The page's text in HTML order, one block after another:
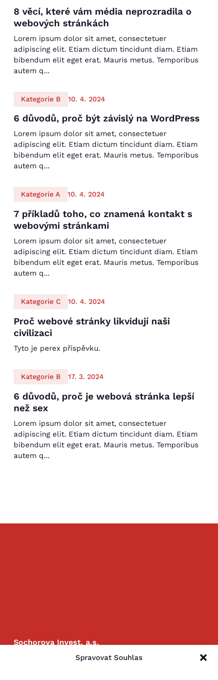
Spravovat Souhlas
8 věcí, které vám média neprozradila o
webových stránkách
Lorem ipsum dolor sit amet, consectetuer
adipiscing elit. Etiam dictum tincidunt diam. Etiam
bibendum elit eget erat. Mauris metus. Temporibus
autem q...
Kategorie B 10. 4. 2024
6 důvodů, proč být závislý na WordPress
Lorem ipsum dolor sit amet, consectetuer
adipiscing elit. Etiam dictum tincidunt diam. Etiam
bibendum elit eget erat. Mauris metus. Temporibus
autem q...
Kategorie A 10. 4. 2024
7 příkladů toho, co znamená kontakt s
webovými stránkami
Lorem ipsum dolor sit amet, consectetuer
adipiscing elit. Etiam dictum tincidunt diam. Etiam
bibendum elit eget erat. Mauris metus. Temporibus
autem q...
Kategorie C 10. 4. 2024
Proč webové stránky likvidují naši
civilizaci
Tyto je perex příspěvku.
Kategorie B 17. 3. 2024
6 důvodů, proč je webová stránka lepší
než sex
Lorem ipsum dolor sit amet, consectetuer
adipiscing elit. Etiam dictum tincidunt diam. Etiam
bibendum elit eget erat. Mauris metus. Temporibus
autem q...
Sochorova Invest, a.s.
Sochorova 3262/23